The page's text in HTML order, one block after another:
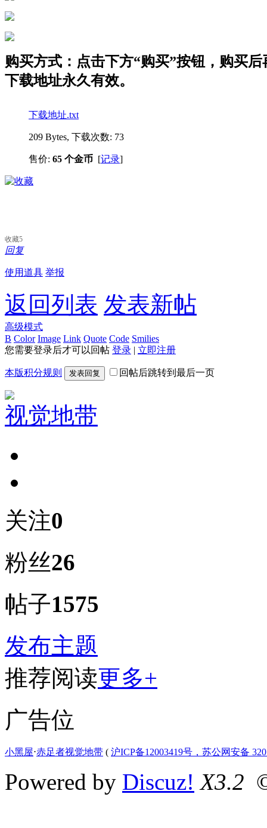
购买方式：点击下方“购买”按钮，购买
下载地址永久有效。
下载地址.txt
209 Bytes, 下载次数: 73
售价: 65 个金币 [记录]
收藏5
回复
使用道具 举报
返回列表 发表新帖
高级模式
B Color Image Link Quote Code Smilies
您需要登录后才可以回帖 登录 | 立即注册
本版积分规则 发表回复 回帖后跳转到最后一页
视觉地带
关注0
粉丝26
帖子1575
发布主题
推荐阅读更多+
广告位
小黑屋⋅赤足者视觉地带 ( 沪ICP备12003419号，苏公网安备
Powered by Discuz! X3.2